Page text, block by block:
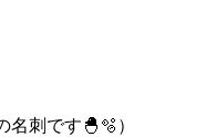
名刺です🐣🫧）